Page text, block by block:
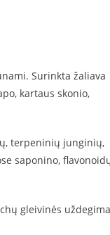
Surinkta žaliava
kartaus skonio,
terpeninių junginių,
saponino,
gleivinės